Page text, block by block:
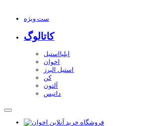
ست ویژه
کاتالوگ
ایلیااستیل
اخوان
استیل البرز
کن
آلتون
داتیس